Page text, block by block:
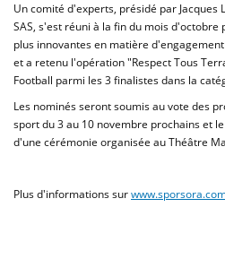
Un comité d'experts, présidé par Jacques
SAS, s'est réuni à la fin du mois
plus innovantes en matière
et a retenu l'opération "Respect Tous
Football parmi les 3 finalistes dans la
Les nominés seront soumis au vote des
sport du 3 au 10 novembre prochains et
d'une cérémonie organisée au Théâtre
Plus d'informations sur